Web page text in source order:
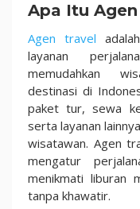
Apa Itu
Agen travel
layanan
memudahkan
destinasi di
paket tur, sewa
serta layanan
wisatawan. Agen
mengatur
menikmati liburan
tanpa khawatir.